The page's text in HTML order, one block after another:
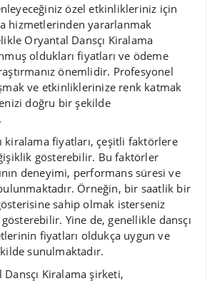
özel etkinlikleriniz için
hizmetlerinden yararlanmak
Oryantal Dansçı Kiralama
oldukları fiyatları ve ödeme
önemlidir. Profesyonel
ve etkinliklerinize renk katmak
doğru bir şekilde
kiralama fiyatları, çeşitli faktörlere
gösterebilir. Bu faktörler
deneyimi, performans süresi ve
Örneğin, bir saatlik bir
sahip olmak isterseniz
Yine de, genellikle dansçı
fiyatları oldukça uygun ve
sunulmaktadır.
Kiralama şirketi,